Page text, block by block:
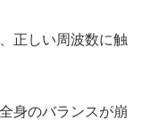
正しい周波数に触
身のバランスが崩